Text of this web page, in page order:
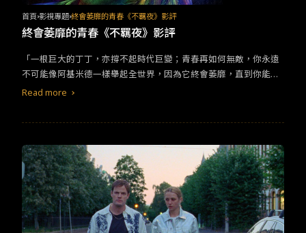
TW EN JP KR
首頁 影視專題 終會萎靡的青春《不羈夜》影評
終會萎靡的青春《不羈夜》影評
「一根巨大的丁丁，亦撐不起時代巨變；青春再如何無敵，你永遠
不可能像阿基米德一樣舉起全世界，因為它終會萎靡，直到你能打
開褲襠，正視這一切。」 PTA打響名號之作，以歌舞昇平的群戲招
線上遊走，高超的網狀手法更可揭示人與人之間千絲萬縷，開場一
個長鏡頭流暢地搖移於數位角色之間、致敬馬丁史柯西斯外，同時
也拉線牽引著冥冥之中有註定的那種聯繫、同時看盡個人命運的興
衰。 表面上看，PTA的內容充斥色情符碼，卻非為要迎合觀眾視聽
奇觀。在《不羈夜》中，色情元素其實都只是表意的作用，包含捨
棄常見正反打鏡頭拍攝對話（卻刻意在電影裡的色情片中使用）。
Read more